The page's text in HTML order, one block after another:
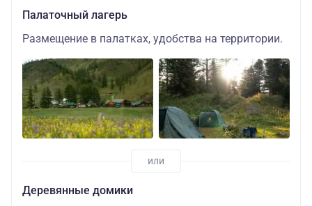
Палаточный лагерь
Размещение в палатках, удобства на территории.
Деревянные домики